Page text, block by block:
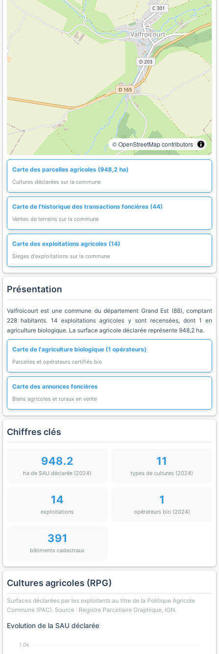
© OpenStreetMap contributors
Carte des parcelles agricoles (948,2 ha)
Cultures déclarées sur la commune
Carte de l'historique des transactions foncières (44)
Ventes de terrains sur la commune
Carte des exploitations agricoles (14)
Sieges d'exploitations sur la commune
Présentation
Valfroicourt est une commune du département Grand Est (88), comptant
228 habitants. 14 exploitations agricoles y sont recensées, dont 1 en
agriculture biologique. La surface agricole déclarée représente 948,2 ha.
Carte de l'agriculture biologique (1 opérateurs)
Parcelles et opérateurs certifiés bio
Carte des annonces foncières
Biens agricoles et ruraux en vente
Chiffres clés
948.2
ha de SAU déclarée (2024)
11
types de cultures (2024)
14
exploitations
1
opérateurs bio (2024)
391
bâtiments cadastraux
Cultures agricoles (RPG)
Surfaces déclarées par les exploitants au titre de la Politique Agricole
Commune (PAC). Source : Registre Parcellaire Graphique, IGN.
Evolution de la SAU déclarée
1.0k